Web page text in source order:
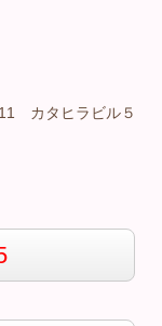
カタヒラビル５